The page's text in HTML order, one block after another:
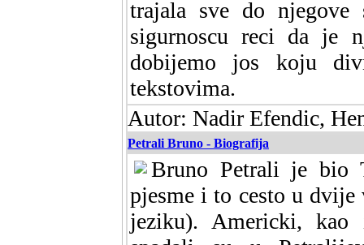
trajala sve do njegove
sigurnoscu reci da je
dobijemo jos koju
tekstovima.
Autor: Nadir Efendic,
Petrali Bruno - Biografija
Bruno Petrali je bio
pjesme i to cesto u
jeziku). Americki,